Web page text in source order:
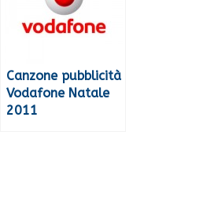
Canzone pubblicità
Vodafone Natale
2011